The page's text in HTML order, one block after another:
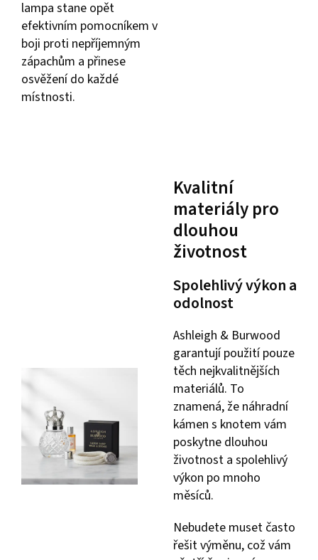
lampa stane opět
efektivním pomocníkem v
boji proti nepříjemným
zápachům a přinese
osvěžení do každé
místnosti.
Kvalitní
materiály pro
dlouhou
životnost
Spolehlivý výkon a
odolnost
Ashleigh & Burwood
garantují použití pouze
těch nejkvalitnějších
materiálů. To
znamená, že náhradní
kámen s knotem vám
poskytne dlouhou
životnost a spolehlivý
výkon po mnoho
měsíců.
Nebudete muset často
řešit výměnu, což vám